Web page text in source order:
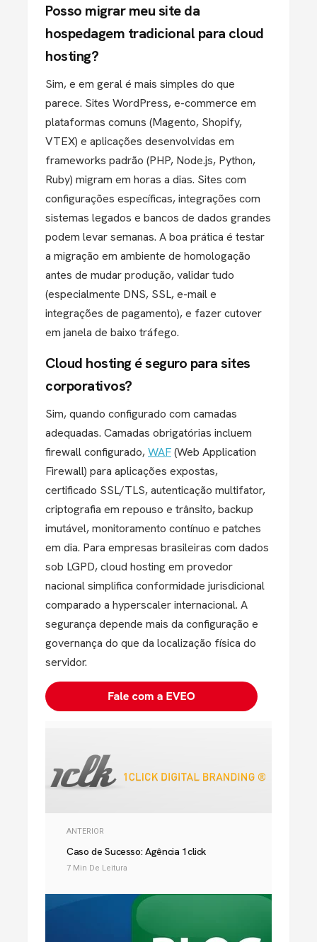
Posso migrar meu site da
hospedagem tradicional para cloud
hosting?
Sim, e em geral é mais simples do que
parece. Sites WordPress, e-commerce em
plataformas comuns (Magento, Shopify,
VTEX) e aplicações desenvolvidas em
frameworks padrão (PHP, Node.js, Python,
Ruby) migram em horas a dias. Sites com
configurações específicas, integrações com
sistemas legados e bancos de dados grandes
podem levar semanas. A boa prática é testar
a migração em ambiente de homologação
antes de mudar produção, validar tudo
(especialmente DNS, SSL, e-mail e
integrações de pagamento), e fazer cutover
em janela de baixo tráfego.
Cloud hosting é seguro para sites
corporativos?
Sim, quando configurado com camadas
adequadas. Camadas obrigatórias incluem
firewall configurado,WAF(Web Application
Firewall) para aplicações expostas,
certificado SSL/TLS, autenticação multifator,
criptografia em repouso e trânsito, backup
imutável, monitoramento contínuo e patches
em dia. Para empresas brasileiras com dados
sob LGPD, cloud hosting em provedor
nacional simplifica conformidade jurisdicional
comparado a hyperscaler internacional. A
segurança depende mais da configuração e
governança do que da localização física do
servidor.
ANTERIOR
Caso de Sucesso: Agência 1click
7 Min De Leitura